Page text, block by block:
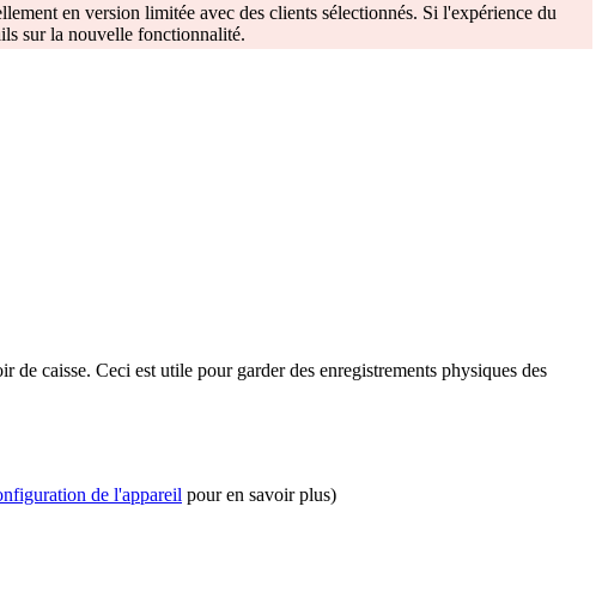
en version limitée avec des clients sélectionnés. Si l'expérience du
sur la nouvelle fonctionnalité.
caisse. Ceci est utile pour garder des enregistrements physiques des
de l'appareil pour en savoir plus)